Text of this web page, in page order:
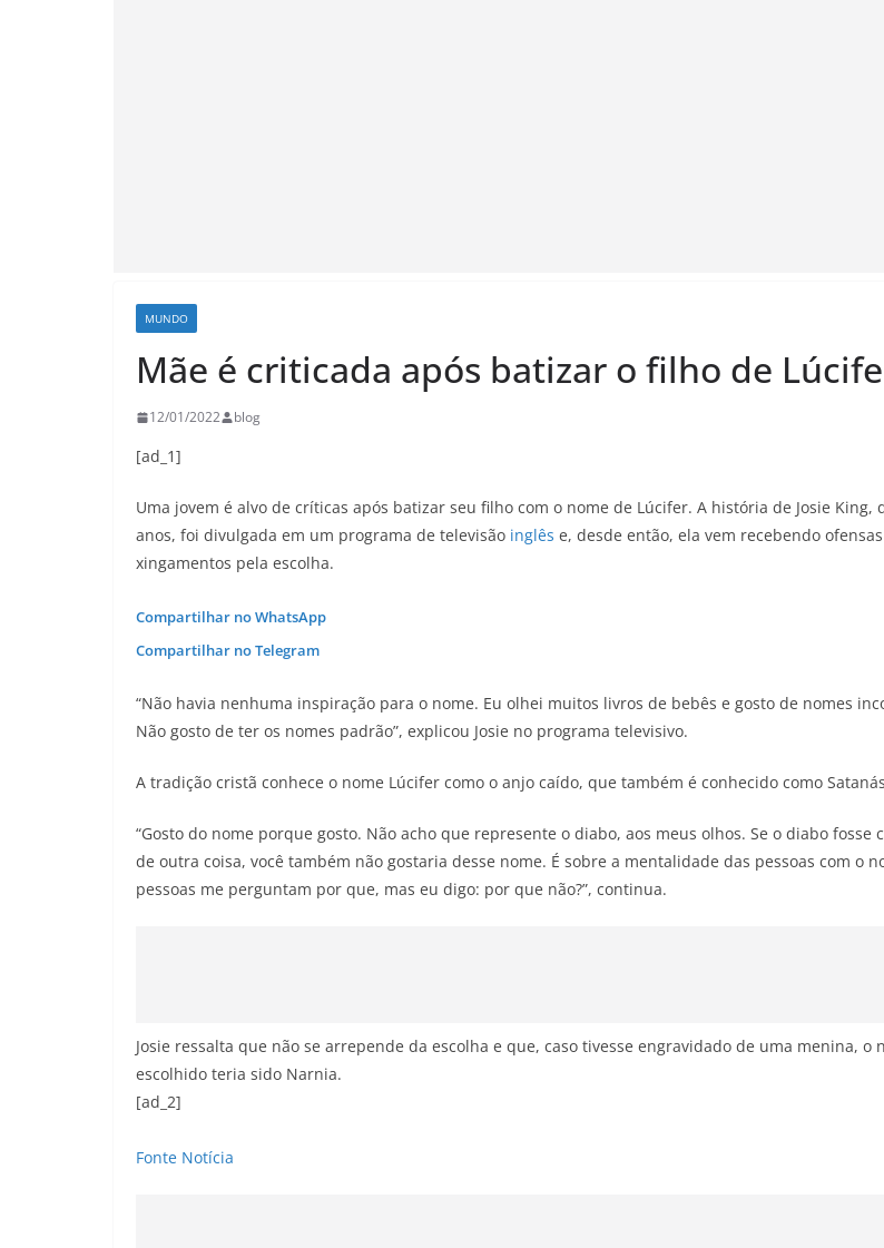
MUNDO
Mãe é criticada após batizar o filho de
12/01/2022 blog
[ad_1]
Uma jovem é alvo de críticas após batizar seu filho com o nome de Lúcifer. A história de Josie King,
anos, foi divulgada em um programa de televisão inglês e, desde então, ela vem recebendo
xingamentos pela escolha.
Compartilhar no WhatsApp
Compartilhar no Telegram
“Não havia nenhuma inspiração para o nome. Eu olhei muitos livros de bebês e gosto de nomes
Não gosto de ter os nomes padrão”, explicou Josie no programa televisivo.
A tradição cristã conhece o nome Lúcifer como o anjo caído, que também é conhecido como
“Gosto do nome porque gosto. Não acho que represente o diabo, aos meus olhos. Se o diabo fosse
de outra coisa, você também não gostaria desse nome. É sobre a mentalidade das pessoas com o
pessoas me perguntam por que, mas eu digo: por que não?”, continua.
Josie ressalta que não se arrepende da escolha e que, caso tivesse engravidado de uma menina, o
escolhido teria sido Narnia.
[ad_2]
Fonte Notícia